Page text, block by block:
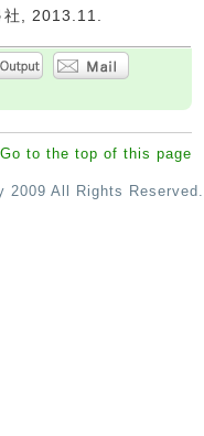
社, 2013.11.
Go to the top of this page
2009 All Rights Reserved.